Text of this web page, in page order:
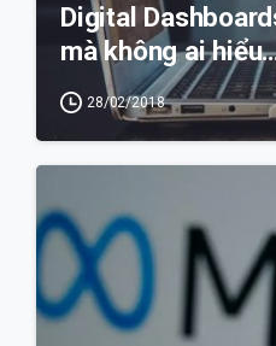
Digital
mà không ai
28/02/2018